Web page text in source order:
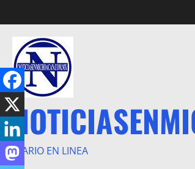
al
contenido
DIARIO EN LINEA